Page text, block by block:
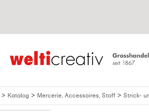
> Katalog > Mercerie, Accessoires, Stoff > Strick-